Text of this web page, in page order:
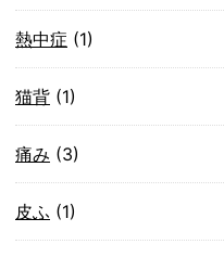
熱中症 (1)
猫背 (1)
痛み (3)
皮ふ (1)